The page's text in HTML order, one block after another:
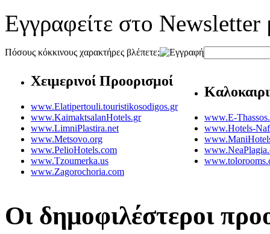
Εγγραφείτε στο Newsletter
Πόσους κόκκινους χαρακτήρες βλέπετε;
Χειμερινοί Προορισμοί
www.Elatipertouli.touristikosodigos.gr
www.KaimaktsalanHotels.gr
www.LimniPlastira.net
www.Metsovo.org
www.PelioHotels.com
www.Tzoumerka.us
www.Zagorochoria.com
www.E-
www.Hotels-
Οι δημοφιλέστεροι